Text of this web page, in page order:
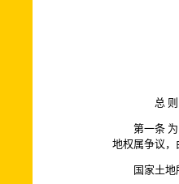
总 则
第一条 为了
地权属争议，
国家土地